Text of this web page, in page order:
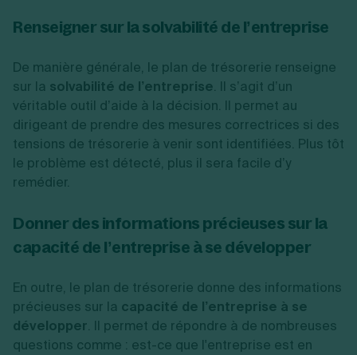
Renseigner sur la solvabilité de l’entreprise
De manière générale, le plan de trésorerie renseigne
sur la solvabilité de l’entreprise. Il s’agit d’un
véritable outil d’aide à la décision. Il permet au
dirigeant de prendre des mesures correctrices si des
tensions de trésorerie à venir sont identifiées. Plus tôt
le problème est détecté, plus il sera facile d’y
remédier.
Donner des informations précieuses sur la
capacité de l’entreprise à se développer
En outre, le plan de trésorerie donne des informations
précieuses sur la capacité de l’entreprise à se
développer. Il permet de répondre à de nombreuses
questions comme : est-ce que l'entreprise est en